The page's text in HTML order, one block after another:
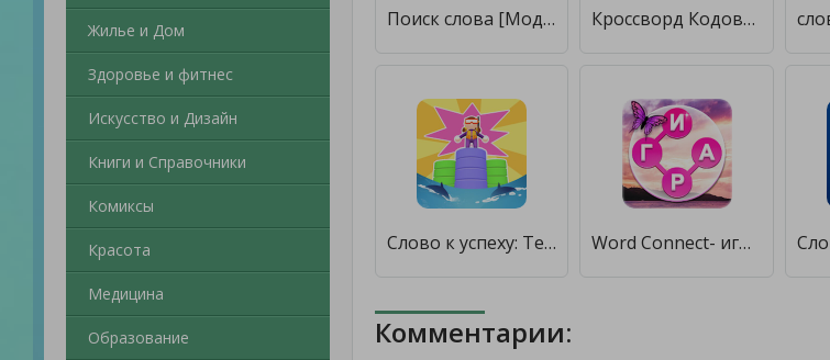
Жилье и Дом
Здоровье и фитнес
Искусство и Дизайн
Книги и Справочники
Комиксы
Красота
Медицина
Образование
Поиск слова [Мод меню] Кроссворд Кодовое Слово [Мод меню]
Слово к успеху: Text or Die [Мод меню] Word Connect- игры в слова: поиск слов офлайн игры [Много монет]
Комментарии: